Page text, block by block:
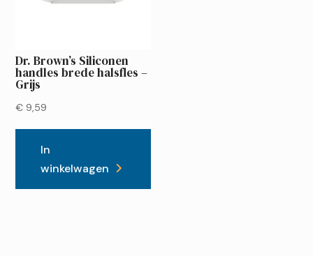
Dr. Brown’s Siliconen
handles brede halsfles –
Grijs
€ 9,59
In
winkelwagen